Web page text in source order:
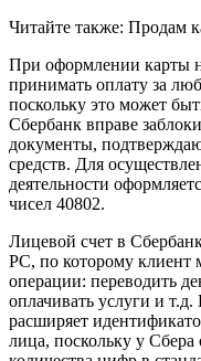
Читайте также: Продам
При оформлении карты
принимать оплату за
поскольку это может
Сбербанк вправе
документы,
средств. Для
деятельности
чисел 40802.
Лицевой счет в
РС, по которому клиент
операции: переводить
оплачивать услуги и
расширяет
лица, поскольку у